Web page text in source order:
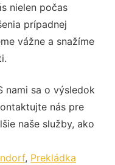
nielen počas
prípadnej
vážne a snažíme
nami sa o výsledok
nás pre
naše služby, ako
, Prekládka